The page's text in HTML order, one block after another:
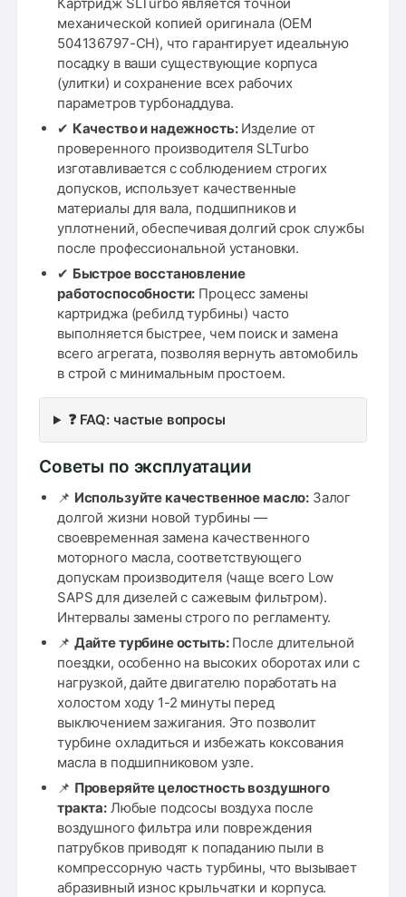
механической копией оригинала (OEM
504136797-CH), что гарантирует идеальную
посадку в ваши существующие корпуса
(улитки) и сохранение всех рабочих
параметров турбонаддува.
✔ Качество и надежность:Изделие от
проверенного производителя SLTurbo
изготавливается с соблюдением строгих
допусков, использует качественные
материалы для вала, подшипников и
уплотнений, обеспечивая долгий срок службы
после профессиональной установки.
✔ Быстрое восстановление
работоспособности: Процесс замены
картриджа (ребилд турбины) часто
выполняется быстрее, чем поиск и замена
всего агрегата, позволяя вернуть автомобиль
в строй с минимальным простоем.
❓ FAQ: частые вопросы
Советы по эксплуатации
📌 Используйте качественное масло: Залог
долгой жизни новой турбины —
своевременная замена качественного
моторного масла, соответствующего
допускам производителя (чаще всего Low
SAPS для дизелей с сажевым фильтром).
Интервалы замены строго по регламенту.
📌 Дайте турбине остыть:После длительной
поездки, особенно на высоких оборотах или с
нагрузкой, дайте двигателю поработать на
холостом ходу 1-2 минуты перед
выключением зажигания. Это позволит
турбине охладиться и избежать коксования
масла в подшипниковом узле.
📌 Проверяйте целостность воздушного
тракта:Любые подсосы воздуха после
воздушного фильтра или повреждения
патрубков приводят к попаданию пыли в
компрессорную часть турбины, что вызывает
абразивный износ крыльчатки и корпуса.